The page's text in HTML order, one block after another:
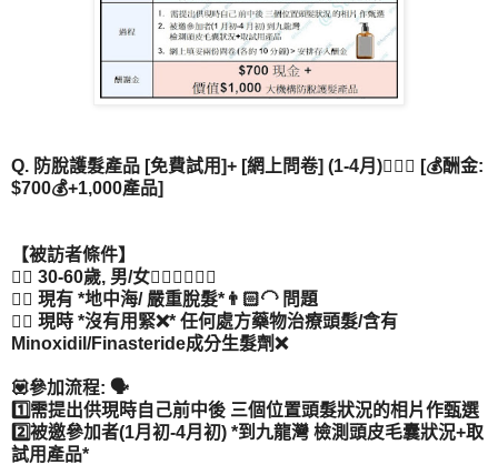
Q. 防脫護髮產品 [免費試用]+ [網上問卷] (1-4月)💇🏻‍♂️ [💰酬金:
$700💰+1,000產品]
【被訪者條件】
👉🏻 30-60歲, 男/女💁🏻‍♂💁🏻‍♀
👉🏻 現有 *地中海/ 嚴重脫髮*👨🏻‍🦲 問題
👉🏻 現時 *沒有用緊❌* 任何處方藥物治療頭髮/含有
Minoxidil/Finasteride成分生髮劑❌
💟參加流程: 🗣️
1️⃣需提出供現時自己前中後 三個位置頭髮狀況的相片作甄選
2️⃣被邀參加者(1月初-4月初) *到九龍灣 檢測頭皮毛囊狀況+取
試用產品*